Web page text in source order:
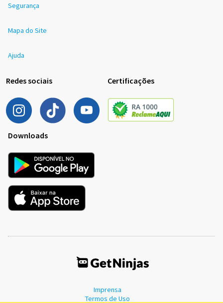
Segurança
Mapa do Site
Ajuda
Redes sociais Certificações
Downloads
Imprensa
Termos de Uso